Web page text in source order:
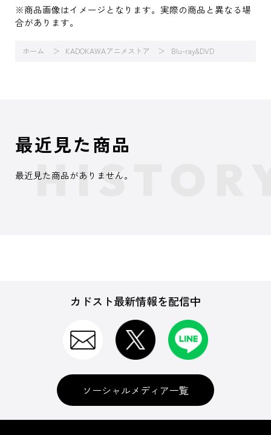
※商品画像はイメージとなります。実際の商品と異なる場
合があります。
ホーム KADOKAWAアニメストア Blu-ray&DVD
最近見た商品
最近見た商品がありません。
カドスト最新情報を配信中
ソーシャルメディア一覧